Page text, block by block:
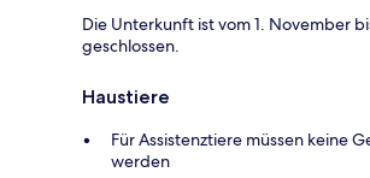
Die Unterkunft ist vom 1. November
geschlossen.
Haustiere
Für Assistenztiere müssen keine
werden